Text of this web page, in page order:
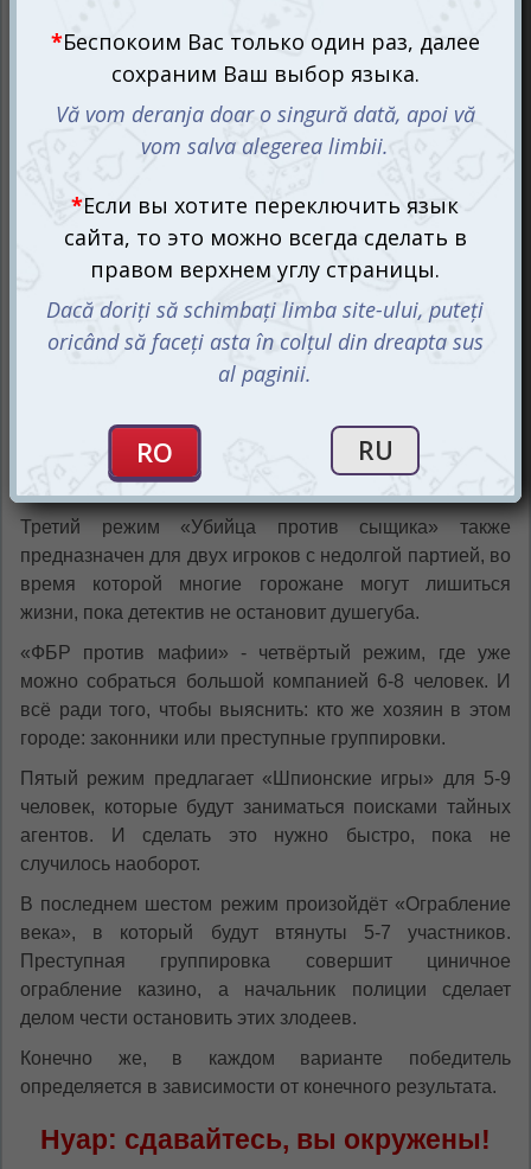
времени, но очень насыщенный на события. Воришка
не гнушается прибрать в свой карман всё, что
попадается на пути.
Начальник полиции в свою
очередь должен прекратить весь этот беспредел.
Третий режим «Убийца против сыщика» также
предназначен для двух игроков с недолгой партией, во
время которой многие горожане могут лишиться
жизни, пока детектив не остановит душегуба.
«ФБР против мафии» - четвёртый режим, где уже
можно собраться большой компанией 6-8 человек. И
всё ради того, чтобы выяснить: кто же хозяин в этом
городе: законники или преступные группировки.
Пятый режим предлагает «Шпионские игры» для 5-9
человек, которые будут заниматься поисками тайных
агентов. И сделать это нужно быстро, пока не
случилось наоборот.
В последнем шестом режим произойдёт «Ограбление
века», в который будут втянуты 5-7 участников.
Преступная группировка совершит циничное
ограбление казино, а начальник полиции сделает
делом чести остановить этих злодеев.
Конечно же, в каждом варианте победитель
определяется в зависимости от конечного результата.
Нуар: сдавайтесь, вы окружены!